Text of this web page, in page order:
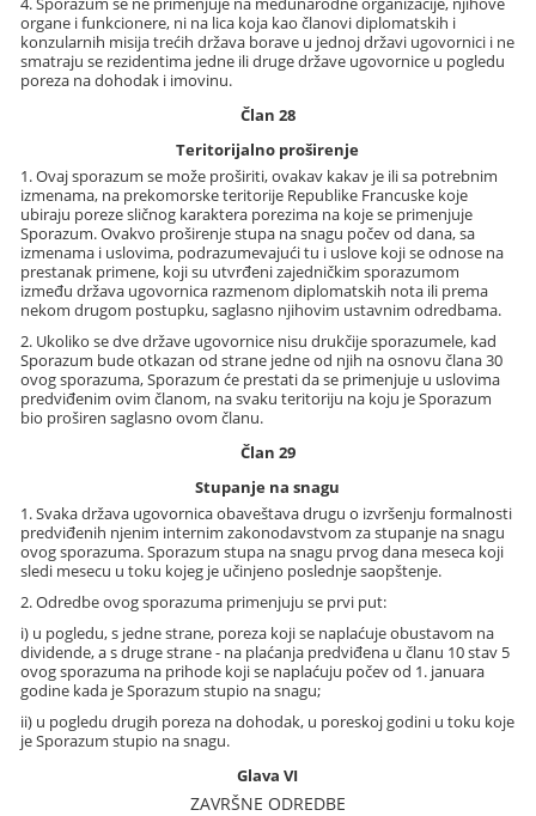
organe i funkcionere, ni na lica koja kao članovi diplomatskih i
konzularnih misija trećih država borave u jednoj državi ugovornici i ne
smatraju se rezidentima jedne ili druge države ugovornice u pogledu
poreza na dohodak i imovinu.
Član 28
Teritorijalno proširenje
1. Ovaj sporazum se može proširiti, ovakav kakav je ili sa potrebnim
izmenama, na prekomorske teritorije Republike Francuske koje
ubiraju poreze sličnog karaktera porezima na koje se primenjuje
Sporazum. Ovakvo proširenje stupa na snagu počev od dana, sa
izmenama i uslovima, podrazumevajući tu i uslove koji se odnose na
prestanak primene, koji su utvrđeni zajedničkim sporazumom
između država ugovornica razmenom diplomatskih nota ili prema
nekom drugom postupku, saglasno njihovim ustavnim odredbama.
2. Ukoliko se dve države ugovornice nisu drukčije sporazumele, kad
Sporazum bude otkazan od strane jedne od njih na osnovu člana 30
ovog sporazuma, Sporazum će prestati da se primenjuje u uslovima
predviđenim ovim članom, na svaku teritoriju na koju je Sporazum
bio proširen saglasno ovom članu.
Član 29
Stupanje na snagu
1. Svaka država ugovornica obaveštava drugu o izvršenju formalnosti
predviđenih njenim internim zakonodavstvom za stupanje na snagu
ovog sporazuma. Sporazum stupa na snagu prvog dana meseca koji
sledi mesecu u toku kojeg je učinjeno poslednje saopštenje.
2. Odredbe ovog sporazuma primenjuju se prvi put:
i) u pogledu, s jedne strane, poreza koji se naplaćuje obustavom na
dividende, a s druge strane - na plaćanja predviđena u članu 10 stav 5
ovog sporazuma na prihode koji se naplaćuju počev od 1. januara
godine kada je Sporazum stupio na snagu;
ii) u pogledu drugih poreza na dohodak, u poreskoj godini u toku koje
je Sporazum stupio na snagu.
Glava VI
ZAVRŠNE ODREDBE